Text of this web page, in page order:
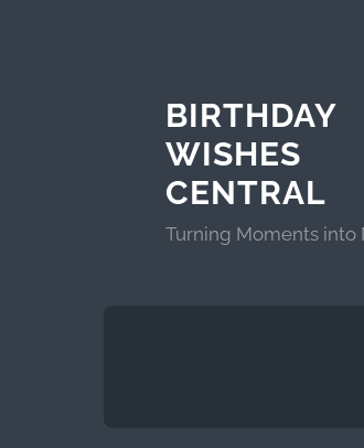
BIRTHDAY
WISHES
CENTRAL
Turning Moments into